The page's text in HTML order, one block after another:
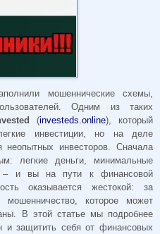
мошеннические схемы,
Одним из таких
(investeds.online), который
инвестиции, но на деле
инвесторов. Сначала
легкие деньги, минимальные
– и вы на пути к финансовой
оказывается жестокой: за
мошенничество, которое может
В этой статье мы подробнее
и защитить себя от финансовых